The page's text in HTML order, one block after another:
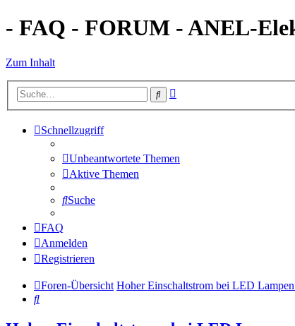
- FAQ - FORUM - ANEL-
Zum Inhalt
Suche
Schnellzugriff
Unbeantwortete Themen
Aktive Themen
Suche
FAQ
Anmelden
Registrieren
Foren-Übersicht Hoher Einschaltstrom bei LED
Suche